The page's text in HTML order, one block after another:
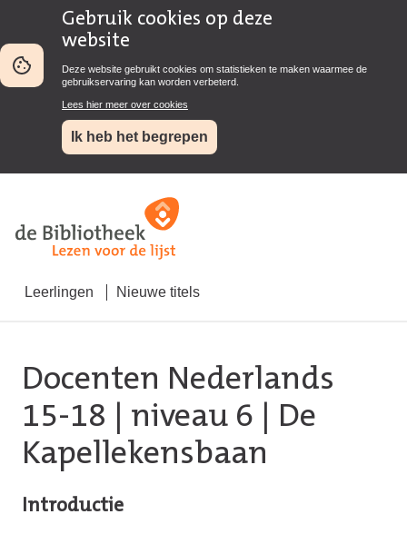
Gebruik cookies op deze
website
Deze website gebruikt cookies om statistieken te maken waarmee de
gebruikservaring kan worden verbeterd.
Lees hier meer over cookies
Ik heb het begrepen
Leerlingen Nieuwe titels
Docenten Nederlands
15-18
niveau 6 | De
Kapellekensbaan
Introductie